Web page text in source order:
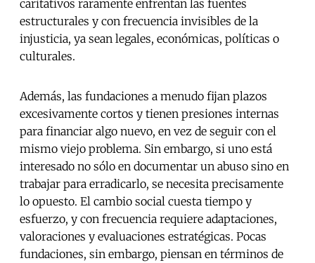
caritativos raramente enfrentan las fuentes
estructurales y con frecuencia invisibles de la
injusticia, ya sean legales, económicas, políticas o
culturales.
Además, las fundaciones a menudo fijan plazos
excesivamente cortos y tienen presiones internas
para financiar algo nuevo, en vez de seguir con el
mismo viejo problema. Sin embargo, si uno está
interesado no sólo en documentar un abuso sino en
trabajar para erradicarlo, se necesita precisamente
lo opuesto. El cambio social cuesta tiempo y
esfuerzo, y con frecuencia requiere adaptaciones,
valoraciones y evaluaciones estratégicas. Pocas
fundaciones, sin embargo, piensan en términos de